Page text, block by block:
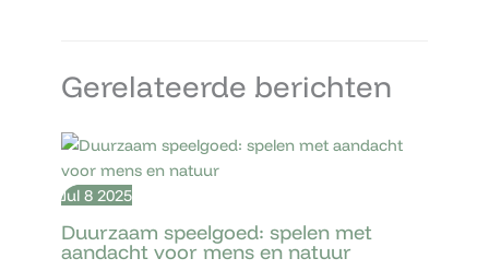
Gerelateerde berichten
Jul 8 2025
Duurzaam speelgoed: spelen met
aandacht voor mens en natuur